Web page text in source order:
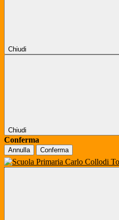
Chiudi
Chiudi
Conferma
Annulla Conferma